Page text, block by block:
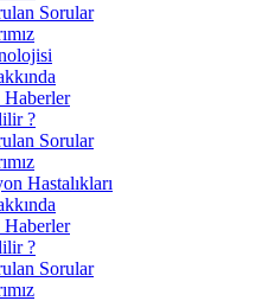
Sorular
?
Sorular
Hastalıkları
?
Sorular